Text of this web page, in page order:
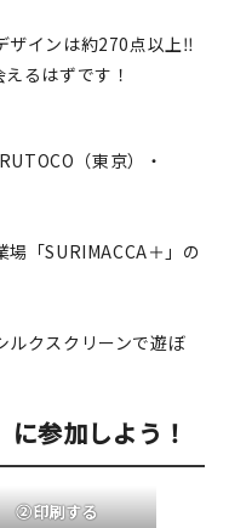
ザインは約270点以上‼
るはずです！
（東京）・
「SURIMACCA＋」の
ルクスクリーンで遊ぼ
に参加しよう！
②印刷する